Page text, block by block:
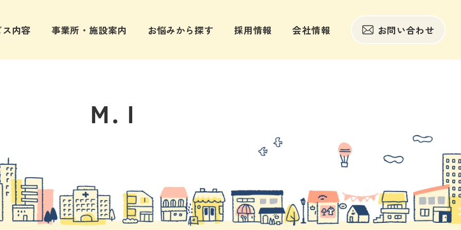
内容 事業所・施設案内 お悩みから探す 採用情報 会社情報 お問い合わせ
Ｍ.Ｉ